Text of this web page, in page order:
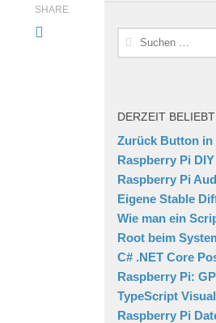
SHARE
Suchen
nach:
DERZEIT BELIEBT
Zurück Button in
Raspberry Pi
Raspberry Pi
Eigene Stable
Wie man ein
Root beim
C# .NET Core
Raspberry Pi:
TypeScript
Raspberry Pi